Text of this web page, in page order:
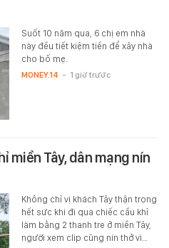
Suốt 10 năm qua, 6 chị em nhà
này đều tiết kiệm tiền để xây nhà
cho bố mẹ.
MONEY.14 - 1 giờ trước
miền Tây, dân mạng nín
Không chỉ vị khách Tây thận trọng
hết sức khi đi qua chiếc cầu khỉ
làm bằng 2 thanh tre ở miền Tây,
người xem clip cũng nín thở vì…